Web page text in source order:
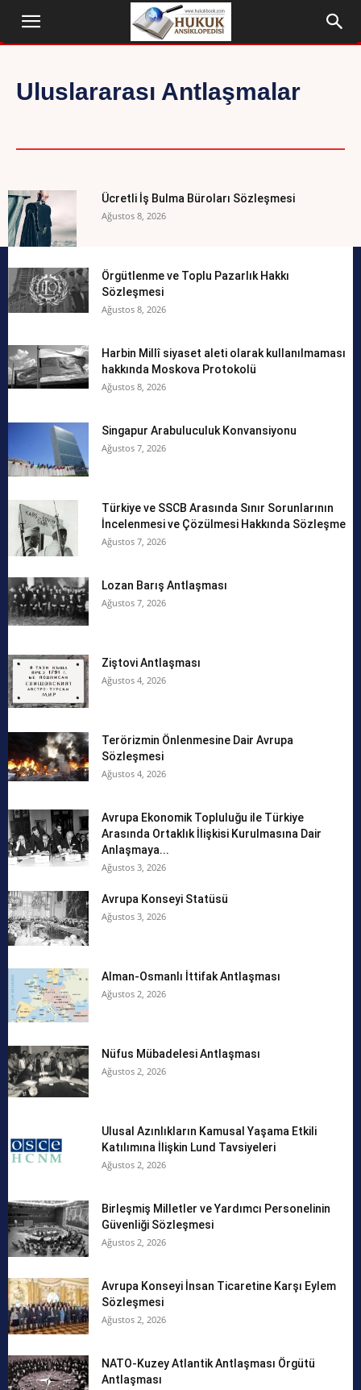
Uluslararası Antlaşmalar
Ücretli İş Bulma Büroları Sözleşmesi
Ağustos 8, 2026
Örgütlenme ve Toplu Pazarlık Hakkı
Sözleşmesi
Ağustos 8, 2026
Harbin Millî siyaset aleti olarak kullanılmaması
hakkında Moskova Protokolü
Ağustos 8, 2026
Singapur Arabuluculuk Konvansiyonu
Ağustos 7, 2026
Türkiye ve SSCB Arasında Sınır Sorunlarının
İncelenmesi ve Çözülmesi Hakkında Sözleşme
Ağustos 7, 2026
Lozan Barış Antlaşması
Ağustos 7, 2026
Ziştovi Antlaşması
Ağustos 4, 2026
Terörizmin Önlenmesine Dair Avrupa
Sözleşmesi
Ağustos 4, 2026
Avrupa Ekonomik Topluluğu ile Türkiye
Arasında Ortaklık İlişkisi Kurulmasına Dair
Anlaşmaya...
Ağustos 3, 2026
Avrupa Konseyi Statüsü
Ağustos 3, 2026
Alman-Osmanlı İttifak Antlaşması
Ağustos 2, 2026
Nüfus Mübadelesi Antlaşması
Ağustos 2, 2026
Ulusal Azınlıkların Kamusal Yaşama Etkili
Katılımına İlişkin Lund Tavsiyeleri
Ağustos 2, 2026
Birleşmiş Milletler ve Yardımcı Personelinin
Güvenliği Sözleşmesi
Ağustos 2, 2026
Avrupa Konseyi İnsan Ticaretine Karşı Eylem
Sözleşmesi
Ağustos 2, 2026
NATO-Kuzey Atlantik Antlaşması Örgütü
Antlaşması